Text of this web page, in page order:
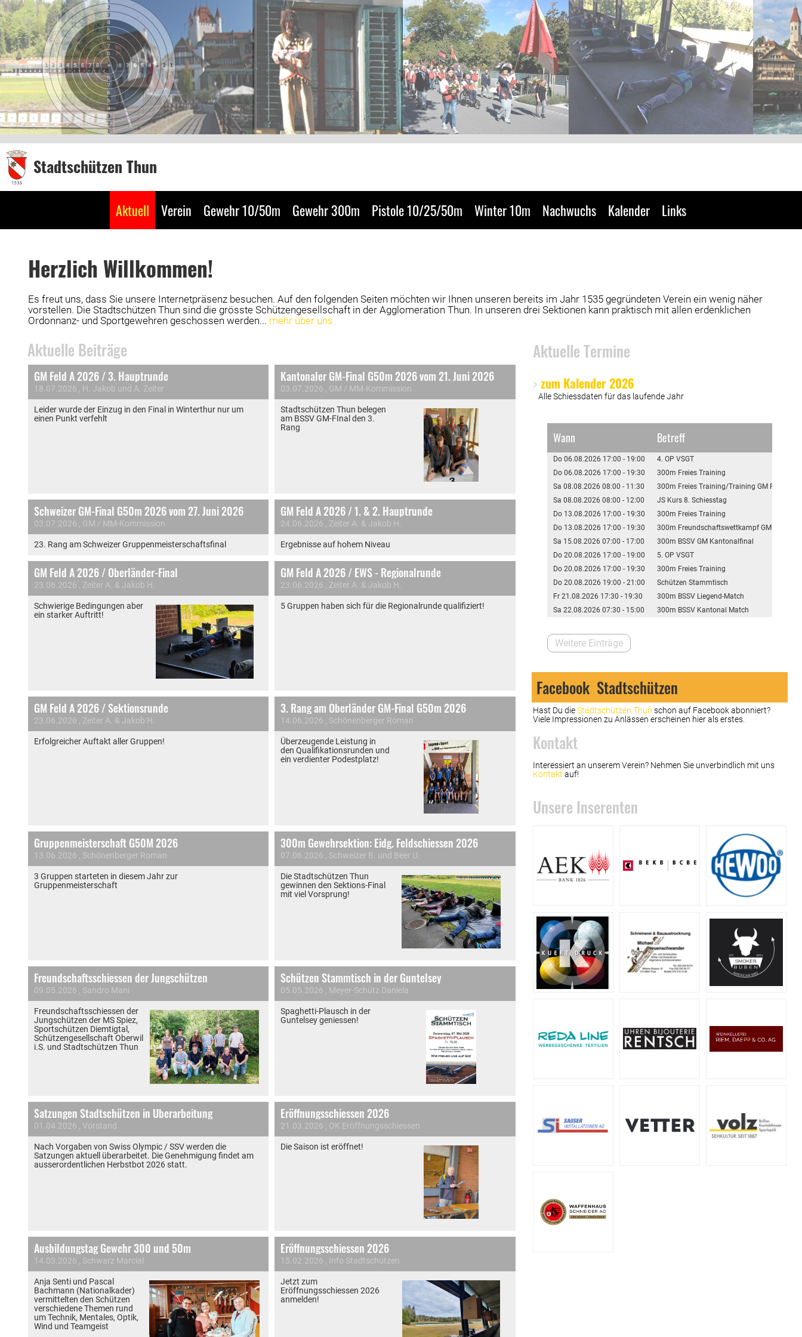
Stadtschützen Thun
Aktuell Verein Gewehr 10/50m Gewehr 300m Pistole 10/25/50m Winter 10m Nachwuchs Kalender Links
Herzlich Willkommen!
Es freut uns, dass Sie unsere Internetpräsenz besuchen. Auf den folgenden Seiten möchten wir Ihnen unseren bereits im Jahr 1535 gegründeten Verein ein wenig näher
vorstellen. Die Stadtschützen Thun sind die grösste Schützengesellschaft in der Agglomeration Thun. In unseren drei Sektionen kann praktisch mit allen erdenklichen
Ordonnanz- und Sportgewehren geschossen werden... mehr über uns
Aktuelle Beiträge
GM Feld A 2026 / 3. Hauptrunde
18.07.2026 , H. Jakob und A. Zeiter
Leider wurde der Einzug in den Final in Winterthur nur um
einen Punkt verfehlt
Kantonaler GM-Final G50m 2026 vom 21. Juni 2026
03.07.2026 , GM / MM-Kommission
Stadtschützen Thun belegen
am BSSV GM-FInal den 3.
Rang
Schweizer GM-Final G50m 2026 vom 27. Juni 2026
03.07.2026 , GM / MM-Kommission
23. Rang am Schweizer Gruppenmeisterschaftsfinal
GM Feld A 2026 / 1. & 2. Hauptrunde
24.06.2026 , Zeiter A. & Jakob H.
Ergebnisse auf hohem Niveau
GM Feld A 2026 / Oberländer-Final
23.06.2026 , Zeiter A. & Jakob H.
Schwierige Bedingungen aber
ein starker Auftritt!
GM Feld A 2026 / EWS - Regionalrunde
23.06.2026 , Zeiter A. & Jakob H.
5 Gruppen haben sich für die Regionalrunde qualifiziert!
GM Feld A 2026 / Sektionsrunde
23.06.2026 , Zeiter A. & Jakob H.
Erfolgreicher Auftakt aller Gruppen!
3. Rang am Oberländer GM-Final G50m 2026
14.06.2026 , Schönenberger Roman
Überzeugende Leistung in
den Qualifikationsrunden und
ein verdienter Podestplatz!
Gruppenmeisterschaft G50M 2026
13.06.2026 , Schönenberger Roman
3 Gruppen starteten in diesem Jahr zur
Gruppenmeisterschaft
300m Gewehrsektion: Eidg. Feldschiessen 2026
07.06.2026 , Schweizer B. und Beer U.
Die Stadtschützen Thun
gewinnen den Sektions-Final
mit viel Vorsprung!
Freundschaftsschiessen der Jungschützen
09.05.2026 , Sandro Mani
Freundschaftsschiessen der
Jungschützen der MS Spiez,
Sportschützen Diemtigtal,
Schützengesellschaft Oberwil
i.S. und Stadtschützen Thun
Schützen Stammtisch in der Guntelsey
05.05.2026 , Meyer-Schütz Daniela
Spaghetti-Plausch in der
Guntelsey geniessen!
Satzungen Stadtschützen in Überarbeitung
01.04.2026 , Vorstand
Nach Vorgaben von Swiss Olympic / SSV werden die
Satzungen aktuell überarbeitet. Die Genehmigung findet am
ausserordentlichen Herbstbot 2026 statt.
Eröffnungsschiessen 2026
21.03.2026 , OK Eröffnungsschiessen
Die Saison ist eröffnet!
Ausbildungstag Gewehr 300 und 50m
14.03.2026 , Schwarz Marcial
Anja Senti und Pascal
Bachmann (Nationalkader)
vermittelten den Schützen
verschiedene Themen rund
um Technik, Mentales, Optik,
Wind und Teamgeist
Eröffnungsschiessen 2026
15.02.2026 , Info Stadtschützen
Jetzt zum
Eröffnungsschiessen 2026
anmelden!
Aktuelle Termine
> zum Kalender 2026
Alle Schiessdaten für das laufende Jahr
Wann Betreff
Do 06.08.2026 17:00 - 19:00
4. OP VSGT
Do 06.08.2026 17:00 - 19:30
300m Freies Training
Sa 08.08.2026 08:00 - 11:30
300m Freies Training/Training GM Feld A
Sa 08.08.2026 08:00 - 12:00
JS Kurs 8. Schiesstag
Do 13.08.2026 17:00 - 19:30
300m Freies Training
Do 13.08.2026 17:00 - 19:30
300m Freundschaftswettkampf GM Feld A
Sa 15.08.2026 07:00 - 17:00
300m BSSV GM Kantonalfinal
Do 20.08.2026 17:00 - 19:00
5. OP VSGT
Do 20.08.2026 17:00 - 19:30
300m Freies Training
Do 20.08.2026 19:00 - 21:00
Schützen Stammtisch
Fr 21.08.2026 17:30 - 19:30
300m BSSV Liegend-Match
Sa 22.08.2026 07:30 - 15:00
300m BSSV Kantonal Match
Weitere Einträge
Facebook Stadtschützen
Hast Du dieStadtschützen Thun schon auf Facebook abonniert?
Viele Impressionen zu Anlässen erscheinen hier als erstes.
Kontakt
Interessiert an unserem Verein? Nehmen Sie unverbindlich mit uns
Kontakt auf!
Unsere Inserenten